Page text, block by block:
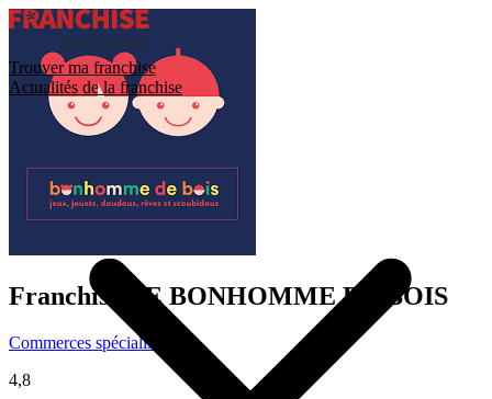
Trouver ma franchise
Actualités de la franchise
Franchise LE BONHOMME DE BOIS
Commerces spécialisés
4,8